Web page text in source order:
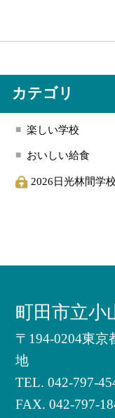
カテゴリ
楽しい学校
おいしい給食
2026日光林間学校
町田市立小
〒194-0204東
地
TEL.042-797-
FAX. 042-797-